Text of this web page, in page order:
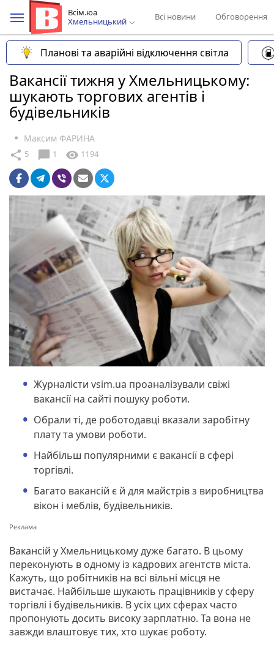
Всім.юа
Хмельницький
Всі новини Обговорення
Планові та аварійні відключення світла
Вакансії тижня у Хмельницькому:
шукають торгових агентів і
будівельників
Максим ФАРИНА
share 5 chat_bubble 1 visibility 1194
Журналісти vsim.ua проаналізували свіжі
вакансії на сайті пошуку роботи.
Обрали ті, де роботодавці вказали заробітну
плату та умови роботи.
Найбільш популярними є вакансії в сфері
торгівлі.
Багато вакансій є й для майстрів з виробництва
вікон і меблів, будівельників.
Вакансій у Хмельницькому дуже багато. В цьому
переконують в одному із кадрових агентств міста.
Кажуть, що робітників на всі вільні місця не
вистачає. Найбільше шукають працівників у сферу
торгівлі і будівельників. В усіх цих сферах часто
пропонують досить високу зарплатню. Та вона не
завжди влаштовує тих, хто шукає роботу.